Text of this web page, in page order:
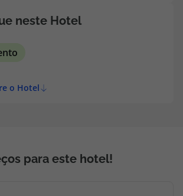
neste Hotel
o Hotel
para este hotel!